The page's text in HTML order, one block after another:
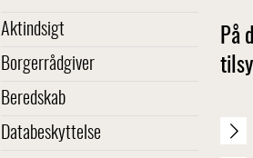
Aktindsigt
Borgerrådgiver
Beredskab
Databeskyttelse
På